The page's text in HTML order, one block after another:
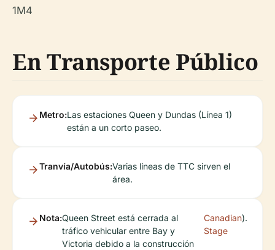
1M4
En Transporte Público
Metro:Las estaciones Queen y Dundas (Línea 1)
están a un corto paseo.
Tranvía/Autobús:Varias líneas de TTC sirven el
área.
Nota:Queen Street está cerrada al
tráfico vehicular entre Bay y
Victoria debido a la construcción
Canadian
Stage
).